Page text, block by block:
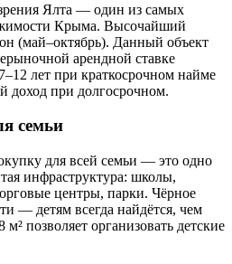
Ялта — один из самых
Крыма. Высочайший
(май–октябрь). Данный объект
арендной ставке
лет при краткосрочном найме
доход при долгосрочном.
семьи
для всей семьи — это одно
инфраструктура: школы,
центры, парки. Чёрное
— детям всегда найдётся, чем
позволяет организовать детские